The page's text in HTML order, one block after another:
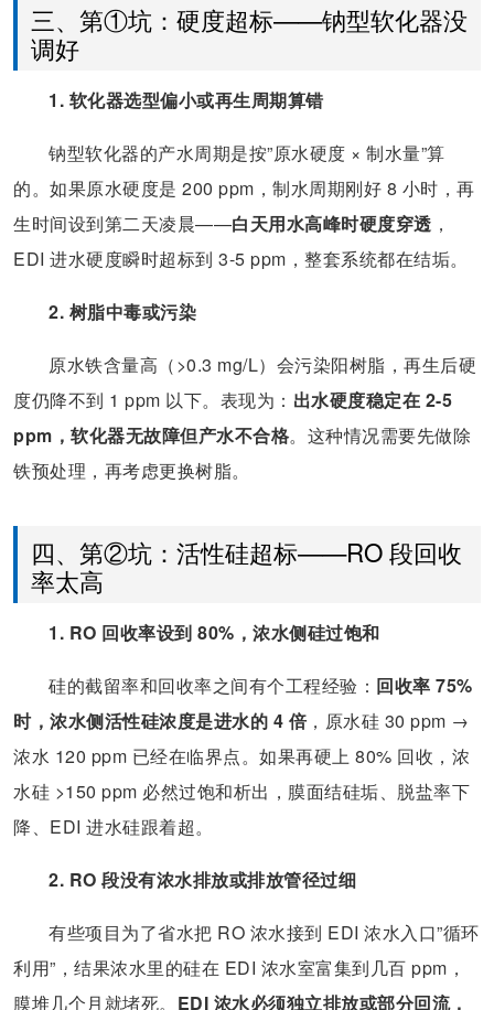
三、第①坑：硬度超标——钠型软化器没
调好
1. 软化器选型偏小或再生周期算错
钠型软化器的产水周期是按”原水硬度 × 制水量”算
的。如果原水硬度是 200 ppm，制水周期刚好 8 小时，再
生时间设到第二天凌晨——白天用水高峰时硬度穿透 ，
EDI 进水硬度瞬时超标到 3-5 ppm，整套系统都在结垢。
2. 树脂中毒或污染
原水铁含量高（>0.3 mg/L）会污染阳树脂，再生后硬
度仍降不到 1 ppm 以下。表现为： 出水硬度稳定在 2-5
ppm，软化器无故障但产水不合格。这种情况需要先做除
铁预处理，再考虑更换树脂。
四、第②坑：活性硅超标——RO 段回收
率太高
1. RO 回收率设到 80%，浓水侧硅过饱和
硅的截留率和回收率之间有个工程经验： 回收率 75%
时，浓水侧活性硅浓度是进水的 4 倍，原水硅 30 ppm →
浓水 120 ppm 已经在临界点。如果再硬上 80% 回收，浓
水硅 >150 ppm 必然过饱和析出，膜面结硅垢、脱盐率下
降、EDI 进水硅跟着超。
2. RO 段没有浓水排放或排放管径过细
有些项目为了省水把 RO 浓水接到 EDI 浓水入口”循环
利用”，结果浓水里的硅在 EDI 浓水室富集到几百 ppm，
膜堆几个月就堵死。 EDI 浓水必须独立排放或部分回流，